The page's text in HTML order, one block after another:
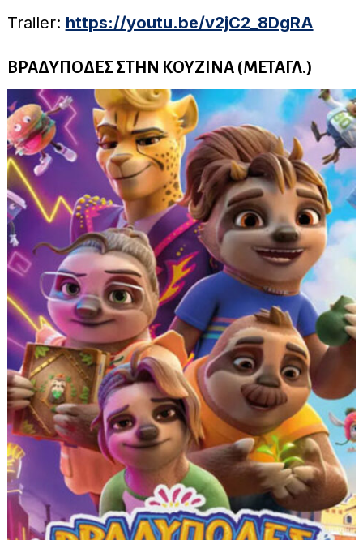
Trailer: https://youtu.be/v2jC2_8DgRA
ΒΡΑΔΥΠΟΔΕΣ ΣΤΗΝ ΚΟΥΖΙΝΑ (ΜΕΤΑΓΛ.)